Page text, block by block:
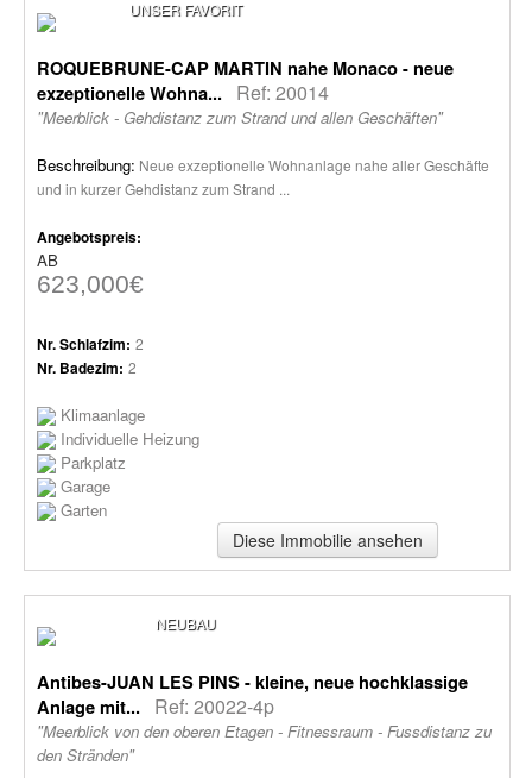
UNSER FAVORIT
ROQUEBRUNE-CAP MARTIN nahe Monaco - neue
exzeptionelle Wohna...
Ref: 20014
"Meerblick - Gehdistanz zum Strand und allen Geschäften"
Beschreibung: Neue exzeptionelle Wohnanlage nahe aller Geschäfte
und in kurzer Gehdistanz zum Strand ...
Angebotspreis:
AB
623,000€
Nr. Schlafzim: 2
Nr. Badezim: 2
Klimaanlage
Individuelle Heizung
Parkplatz
Garage
Garten
Diese Immobilie ansehen
NEUBAU
Antibes-JUAN LES PINS - kleine, neue hochklassige
Anlage mit...
Ref: 20022-4p
"Meerblick von den oberen Etagen - Fitnessraum - Fussdistanz zu
den Stränden"